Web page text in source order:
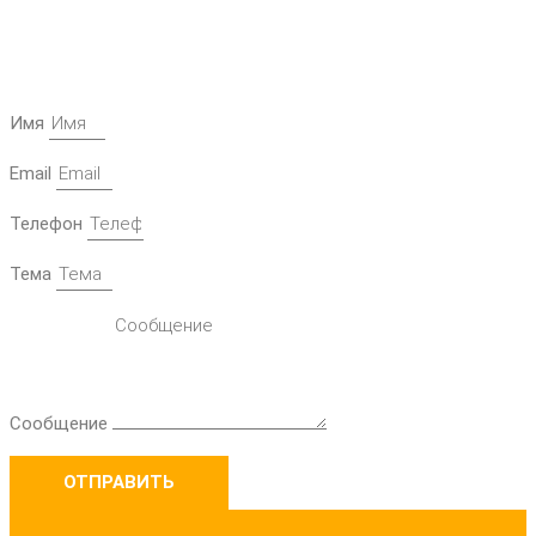
Имя
Email
Телефон
Тема
Сообщение
ОТПРАВИТЬ